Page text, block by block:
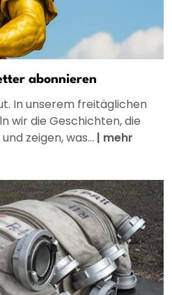
abonnieren
In unserem freitäglichen
wir die Geschichten, die
zeigen, was... | mehr